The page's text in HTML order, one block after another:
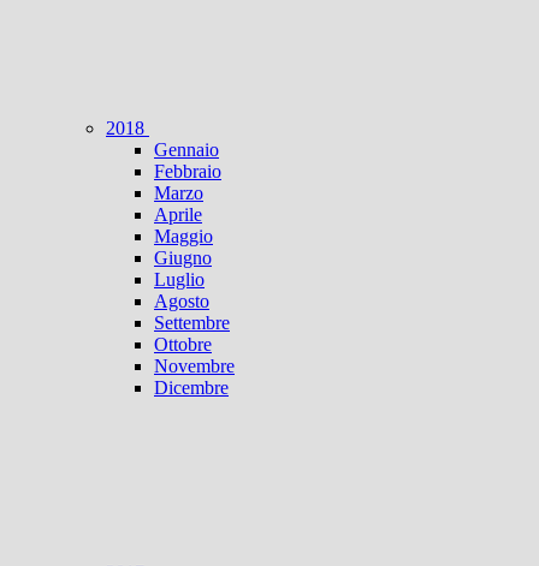
2018
Gennaio
Febbraio
Marzo
Aprile
Maggio
Giugno
Luglio
Agosto
Settembre
Ottobre
Novembre
Dicembre